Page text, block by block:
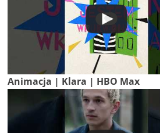
Animacja | Klara | HBO Max